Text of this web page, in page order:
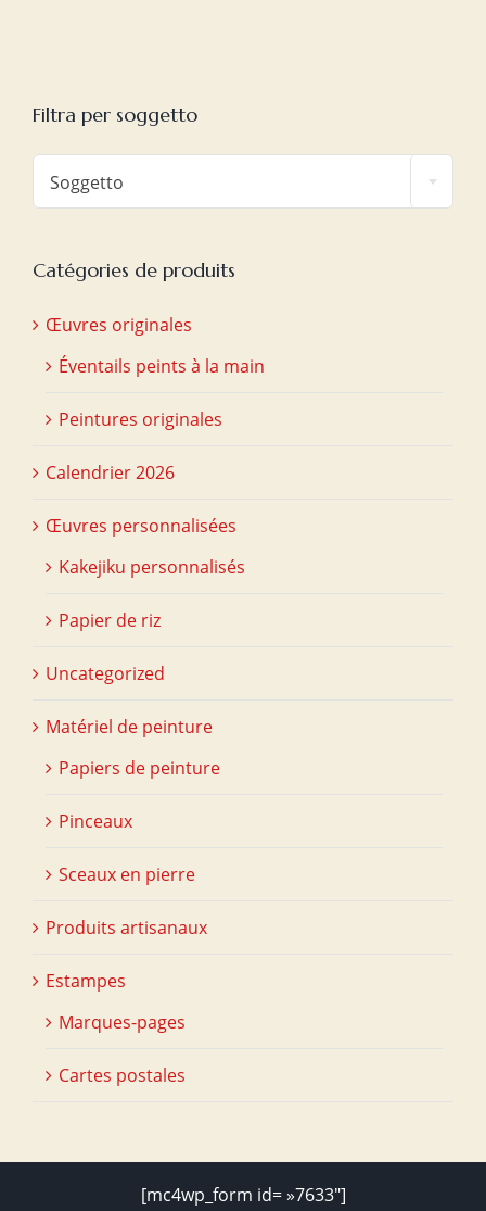
Filtra per soggetto
Soggetto
Catégories de produits
Œuvres originales
Éventails peints à la main
Peintures originales
Calendrier 2026
Œuvres personnalisées
Kakejiku personnalisés
Papier de riz
Uncategorized
Matériel de peinture
Papiers de peinture
Pinceaux
Sceaux en pierre
Produits artisanaux
Estampes
Marques-pages
Cartes postales
[mc4wp_form id= »7633″]